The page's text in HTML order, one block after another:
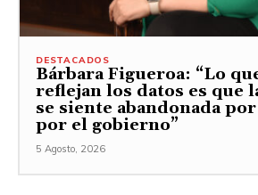
DESTACADOS
Bárbara Figueroa: “Lo
reflejan los datos es que
se siente abandonada
por el gobierno”
5 Agosto, 2026